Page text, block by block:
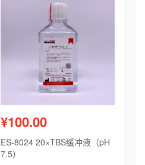
¥100.00
ES-8024 20×TBS缓冲液（pH
7.5）